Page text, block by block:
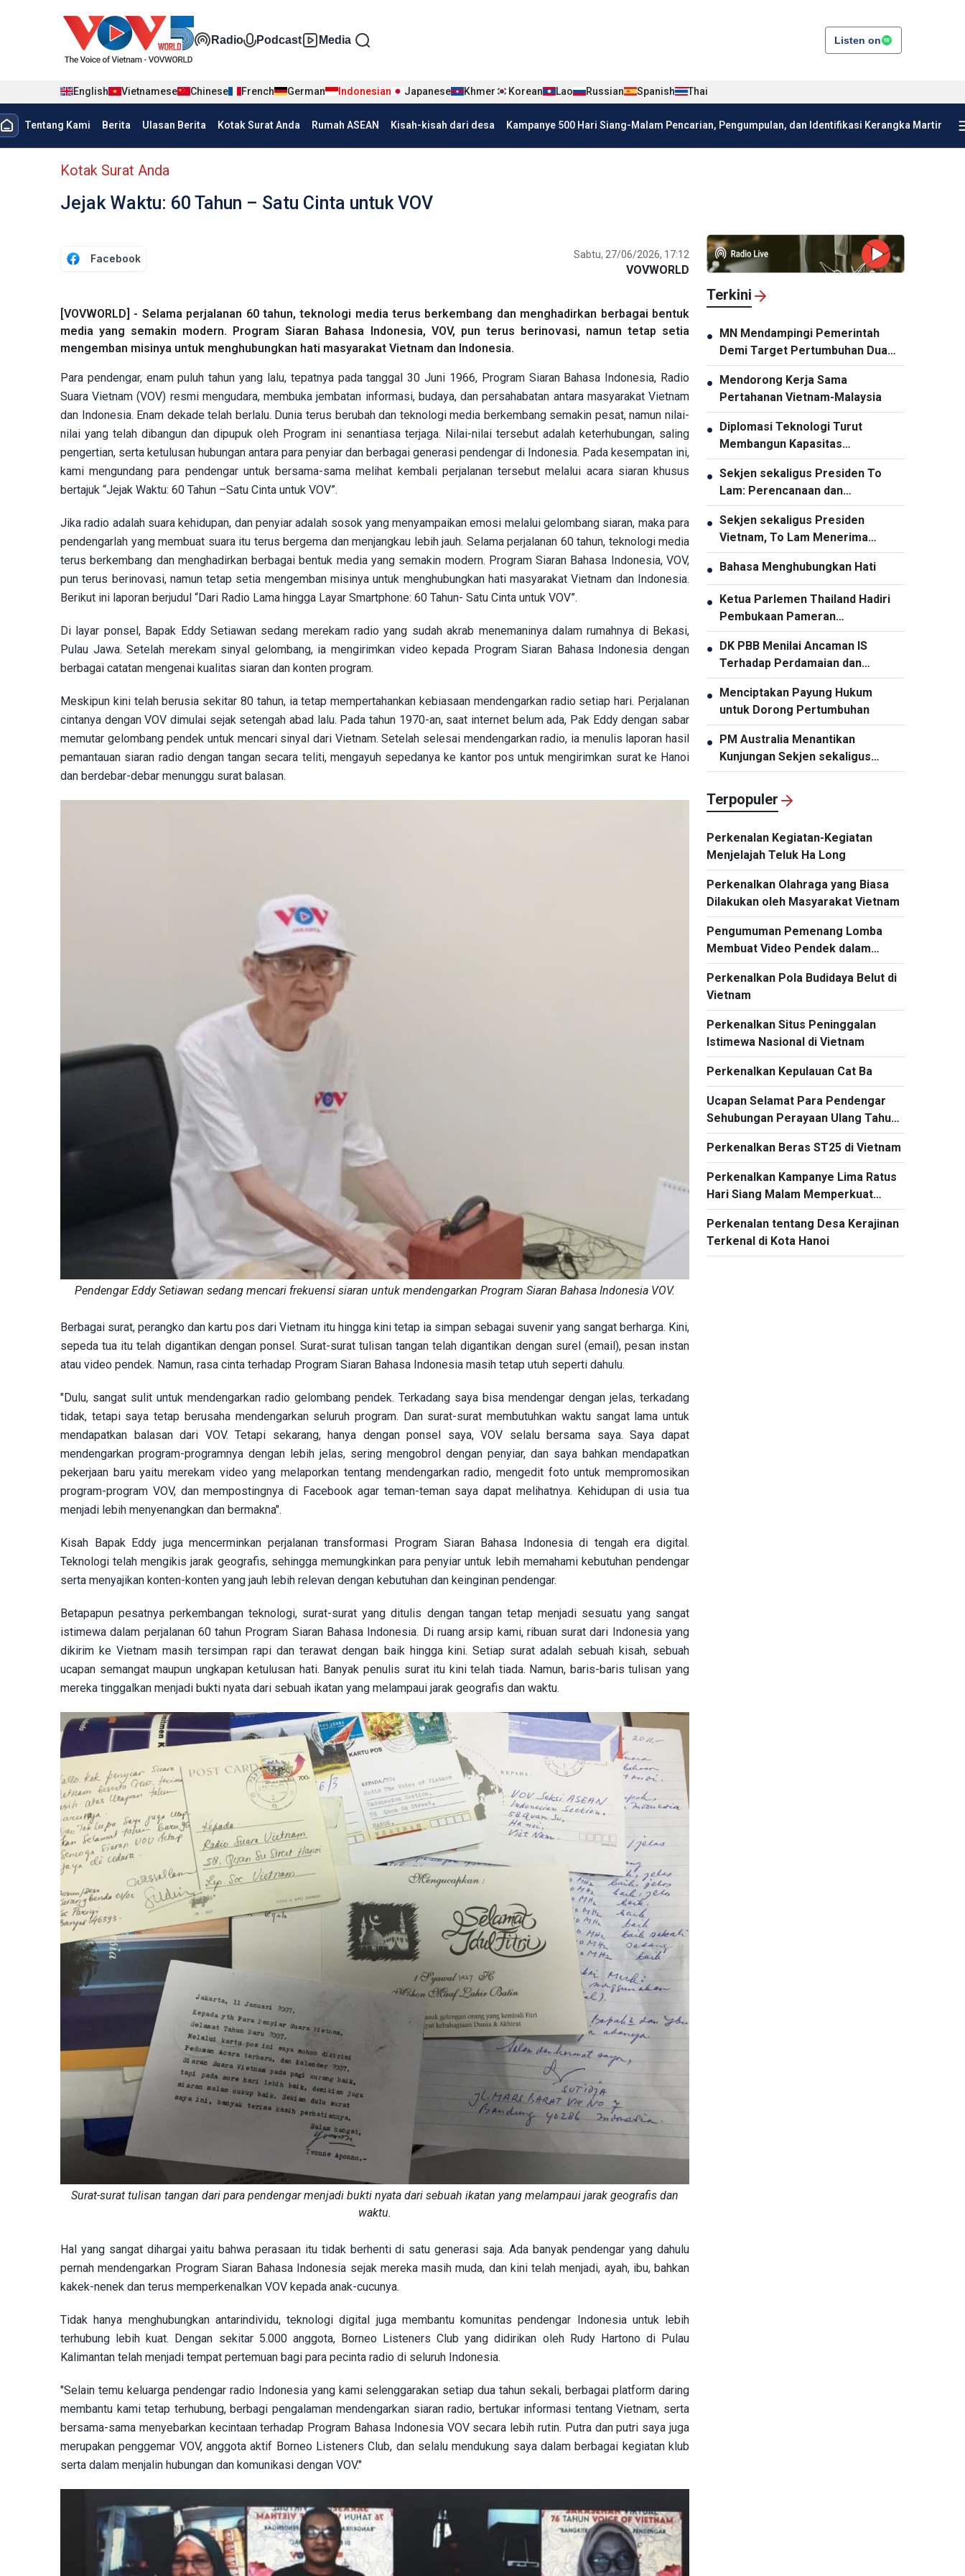
Đa phương tiện tiếng Indo
Radio Podcast Media Listen on
English Vietnamese Chinese French German Indonesian Japanese Khmer Korean Lao Russian Spanish Thai
menu trang chủ tiếng Indo
Tentang Kami Berita Ulasan Berita Kotak Surat Anda Rumah ASEAN Kisah-kisah dari desa Kampanye 500 Hari Siang-Malam Pencarian, Pengumpulan, dan Identifikasi Kerangka Martir
menu phụ tiếng Indo
Kotak Surat Anda
Jejak Waktu: 60 Tahun – Satu Cinta untuk VOV
Facebook Sabtu, 27/06/2026, 17:12
VOVWORLD
[VOVWORLD] - Selama perjalanan 60 tahun, teknologi media terus berkembang dan menghadirkan berbagai bentuk
media yang semakin modern. Program Siaran Bahasa Indonesia, VOV, pun terus berinovasi, namun tetap setia
mengemban misinya untuk menghubungkan hati masyarakat Vietnam dan Indonesia.
Para pendengar, enam puluh tahun yang lalu, tepatnya pada tanggal 30 Juni 1966, Program Siaran Bahasa Indonesia, Radio
Suara Vietnam (VOV) resmi mengudara, membuka jembatan informasi, budaya, dan persahabatan antara masyarakat Vietnam
dan Indonesia. Enam dekade telah berlalu. Dunia terus berubah dan teknologi media berkembang semakin pesat, namun nilai-
nilai yang telah dibangun dan dipupuk oleh Program ini senantiasa terjaga. Nilai-nilai tersebut adalah keterhubungan, saling
pengertian, serta ketulusan hubungan antara para penyiar dan berbagai generasi pendengar di Indonesia. Pada kesempatan ini,
kami mengundang para pendengar untuk bersama-sama melihat kembali perjalanan tersebut melalui acara siaran khusus
bertajuk “Jejak Waktu: 60 Tahun –Satu Cinta untuk VOV”.
Jika radio adalah suara kehidupan, dan penyiar adalah sosok yang menyampaikan emosi melalui gelombang siaran, maka para
pendengarlah yang membuat suara itu terus bergema dan menjangkau lebih jauh. Selama perjalanan 60 tahun, teknologi media
terus berkembang dan menghadirkan berbagai bentuk media yang semakin modern. Program Siaran Bahasa Indonesia, VOV,
pun terus berinovasi, namun tetap setia mengemban misinya untuk menghubungkan hati masyarakat Vietnam dan Indonesia.
Berikut ini laporan berjudul “Dari Radio Lama hingga Layar Smartphone: 60 Tahun- Satu Cinta untuk VOV”.
Di layar ponsel, Bapak Eddy Setiawan sedang merekam radio yang sudah akrab menemaninya dalam rumahnya di Bekasi,
Pulau Jawa. Setelah merekam sinyal gelombang, ia mengirimkan video kepada Program Siaran Bahasa Indonesia dengan
berbagai catatan mengenai kualitas siaran dan konten program.
Meskipun kini telah berusia sekitar 80 tahun, ia tetap mempertahankan kebiasaan mendengarkan radio setiap hari. Perjalanan
cintanya dengan VOV dimulai sejak setengah abad lalu. Pada tahun 1970-an, saat internet belum ada, Pak Eddy dengan sabar
memutar gelombang pendek untuk mencari sinyal dari Vietnam. Setelah selesai mendengarkan radio, ia menulis laporan hasil
pemantauan siaran radio dengan tangan secara teliti, mengayuh sepedanya ke kantor pos untuk mengirimkan surat ke Hanoi
dan berdebar-debar menunggu surat balasan.
Pendengar Eddy Setiawan sedang mencari frekuensi siaran untuk mendengarkan Program Siaran Bahasa Indonesia VOV.
Berbagai surat, perangko dan kartu pos dari Vietnam itu hingga kini tetap ia simpan sebagai suvenir yang sangat berharga. Kini,
sepeda tua itu telah digantikan dengan ponsel. Surat-surat tulisan tangan telah digantikan dengan surel (email), pesan instan
atau video pendek. Namun, rasa cinta terhadap Program Siaran Bahasa Indonesia masih tetap utuh seperti dahulu.
"Dulu, sangat sulit untuk mendengarkan radio gelombang pendek. Terkadang saya bisa mendengar dengan jelas, terkadang
tidak, tetapi saya tetap berusaha mendengarkan seluruh program. Dan surat-surat membutuhkan waktu sangat lama untuk
mendapatkan balasan dari VOV. Tetapi sekarang, hanya dengan ponsel saya, VOV selalu bersama saya. Saya dapat
mendengarkan program-programnya dengan lebih jelas, sering mengobrol dengan penyiar, dan saya bahkan mendapatkan
pekerjaan baru yaitu merekam video yang melaporkan tentang mendengarkan radio, mengedit foto untuk mempromosikan
program-program VOV, dan mempostingnya di Facebook agar teman-teman saya dapat melihatnya. Kehidupan di usia tua
menjadi lebih menyenangkan dan bermakna".
Kisah Bapak Eddy juga mencerminkan perjalanan transformasi Program Siaran Bahasa Indonesia di tengah era digital.
Teknologi telah mengikis jarak geografis, sehingga memungkinkan para penyiar untuk lebih memahami kebutuhan pendengar
serta menyajikan konten-konten yang jauh lebih relevan dengan kebutuhan dan keinginan pendengar.
Betapapun pesatnya perkembangan teknologi, surat-surat yang ditulis dengan tangan tetap menjadi sesuatu yang sangat
istimewa dalam perjalanan 60 tahun Program Siaran Bahasa Indonesia. Di ruang arsip kami, ribuan surat dari Indonesia yang
dikirim ke Vietnam masih tersimpan rapi dan terawat dengan baik hingga kini. Setiap surat adalah sebuah kisah, sebuah
ucapan semangat maupun ungkapan ketulusan hati. Banyak penulis surat itu kini telah tiada. Namun, baris-baris tulisan yang
mereka tinggalkan menjadi bukti nyata dari sebuah ikatan yang melampaui jarak geografis dan waktu.
Surat-surat tulisan tangan dari para pendengar menjadi bukti nyata dari sebuah ikatan yang melampaui jarak geografis dan
waktu.
Hal yang sangat dihargai yaitu bahwa perasaan itu tidak berhenti di satu generasi saja. Ada banyak pendengar yang dahulu
pernah mendengarkan Program Siaran Bahasa Indonesia sejak mereka masih muda, dan kini telah menjadi, ayah, ibu, bahkan
kakek-nenek dan terus memperkenalkan VOV kepada anak-cucunya.
Tidak hanya menghubungkan antarindividu, teknologi digital juga membantu komunitas pendengar Indonesia untuk lebih
terhubung lebih kuat. Dengan sekitar 5.000 anggota, Borneo Listeners Club yang didirikan oleh Rudy Hartono di Pulau
Kalimantan telah menjadi tempat pertemuan bagi para pecinta radio di seluruh Indonesia.
"Selain temu keluarga pendengar radio Indonesia yang kami selenggarakan setiap dua tahun sekali, berbagai platform daring
membantu kami tetap terhubung, berbagi pengalaman mendengarkan siaran radio, bertukar informasi tentang Vietnam, serta
bersama-sama menyebarkan kecintaan terhadap Program Bahasa Indonesia VOV secara lebih rutin. Putra dan putri saya juga
merupakan penggemar VOV, anggota aktif Borneo Listeners Club, dan selalu mendukung saya dalam berbagai kegiatan klub
serta dalam menjalin hubungan dan komunikasi dengan VOV."
Terkini
● MN Mendampingi Pemerintah
Demi Target Pertumbuhan Dua
Digit
● Mendorong Kerja Sama
Pertahanan Vietnam-Malaysia
● Diplomasi Teknologi Turut
Membangun Kapasitas
Pembangunan Nasional
● Sekjen sekaligus Presiden To
Lam: Perencanaan dan
Penyelenggaraan Pengembangan
Infrastruktur Harus Diperbarui
● Sekjen sekaligus Presiden
Vietnam, To Lam Menerima
Panglima Komando Pasifik AS,
Samuel Paparo
● Bahasa Menghubungkan Hati
● Ketua Parlemen Thailand Hadiri
Pembukaan Pameran
“Memperingati HUT ke-50
Hubungan Diplomatik Vietnam-
Thailand”
● DK PBB Menilai Ancaman IS
Terhadap Perdamaian dan
Keamanan Internasional
● Menciptakan Payung Hukum
untuk Dorong Pertumbuhan
● PM Australia Menantikan
Kunjungan Sekjen sekaligus
Presiden To Lam
Terpopuler
Perkenalan Kegiatan-Kegiatan
Menjelajah Teluk Ha Long
Perkenalkan Olahraga yang Biasa
Dilakukan oleh Masyarakat Vietnam
Pengumuman Pemenang Lomba
Membuat Video Pendek dalam
rangka peringatan HUT ke-60
Program Siaran Bahasa Indonesia,
VOV5
Perkenalkan Pola Budidaya Belut di
Vietnam
Perkenalkan Situs Peninggalan
Istimewa Nasional di Vietnam
Perkenalkan Kepulauan Cat Ba
Ucapan Selamat Para Pendengar
Sehubungan Perayaan Ulang Tahun
ke-60 Program Siaran Bahasa
Indonesia
Perkenalkan Beras ST25 di Vietnam
Perkenalkan Kampanye Lima Ratus
Hari Siang Malam Memperkuat
Pencarian, Pengumpulan dan
Identifikasi Nama dan Informasi
Pribadi Pahlawan
Perkenalan tentang Desa Kerajinan
Terkenal di Kota Hanoi